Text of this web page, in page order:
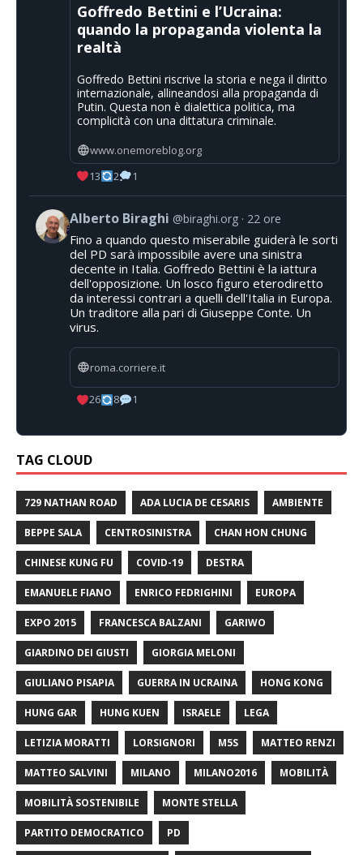
Goffredo Bettini e l’Ucraina:
quando la propaganda violenta la
realtà
Goffredo Bettini riscrive la storia e nega il diritto
internazionale, allineandosi alla propaganda di
Putin. Questa non è dialettica politica, ma
complicità con una dittatura criminale.
www.onemoreblog.org
13
2 1
Alberto Biraghi @biraghi.org 22 ore
Fino a quando questo miserabile guiderà le sorti
del PD sarà impossibile avere una sinistra
decente in Italia. Goffredo Bettini è la iattura
dell'opposizione. Un losco figuro eterodiretto
da interessi contrari a quelli dell'Italia in Europa.
Un traditore alla pari di Giuseppe Conte. Un
virus.
roma.corriere.it
26 8 1
TAG CLOUD
729 NATHAN ROAD ADA LUCIA DE CESARIS AMBIENTE
BEPPE SALA CENTROSINISTRA CHAN HON CHUNG
CHINESE KUNG FU COVID-19 DESTRA
EMANUELE FIANO ENRICO FEDRIGHINI EUROPA
EXPO 2015 FRANCESCA BALZANI GARIWO
GIARDINO DEI GIUSTI GIORGIA MELONI
GIULIANO PISAPIA GUERRA IN UCRAINA HONG KONG
HUNG GAR HUNG KUEN ISRAELE LEGA
LETIZIA MORATTI LORSIGNORI M5S MATTEO RENZI
MATTEO SALVINI MILANO MILANO2016 MOBILITÀ
MOBILITÀ SOSTENIBILE MONTE STELLA
PARTITO DEMOCRATICO PD